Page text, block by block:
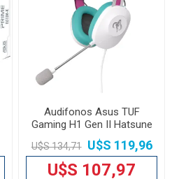
Audifonos Asus TUF
Gaming H1 Gen II Hatsune
Miku Edition
U$S 134,71 U$S 119,96
U$S 107,97